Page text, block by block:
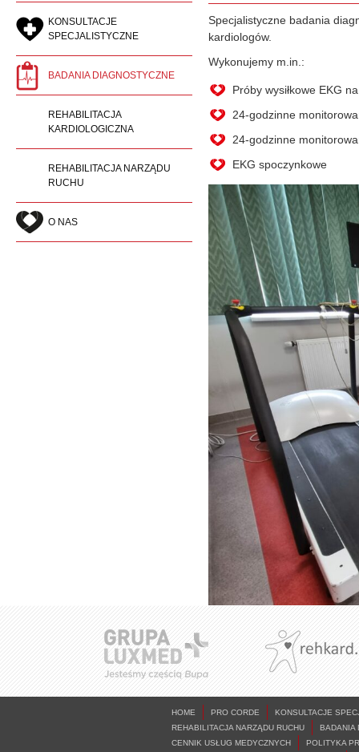
KONSULTACJE
SPECJALISTYCZNE
BADANIA DIAGNOSTYCZNE
REHABILITACJA
KARDIOLOGICZNA
REHABILITACJA NARZĄDU
RUCHU
O NAS
Specjalistyczne badania
kardiologów.
Wykonujemy m.in.:
Próby wysiłkowe EKG
24-godzinne
24-godzinne
EKG spoczynkowe
HOME PRO CORDE
KONSULTACJE
REHABILITACJA NARZĄDU RUCHU
BADANIA
CENNIK USŁUG MEDYCZNYCH
POLITYKA